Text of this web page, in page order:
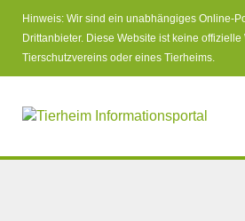
Hinweis: Wir sind ein unabhängiges Online-
Drittanbieter. Diese Website ist keine
Tierschutzvereins oder eines Tierheims.